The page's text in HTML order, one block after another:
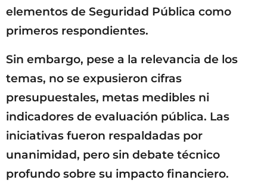
elementos de Seguridad Pública como
primeros respondientes.
Sin embargo, pese a la relevancia de los
temas, no se expusieron cifras
presupuestales, metas medibles ni
indicadores de evaluación pública. Las
iniciativas fueron respaldadas por
unanimidad, pero sin debate técnico
profundo sobre su impacto financiero.